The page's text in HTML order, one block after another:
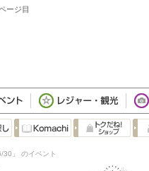
ージ目
30」 のイベント